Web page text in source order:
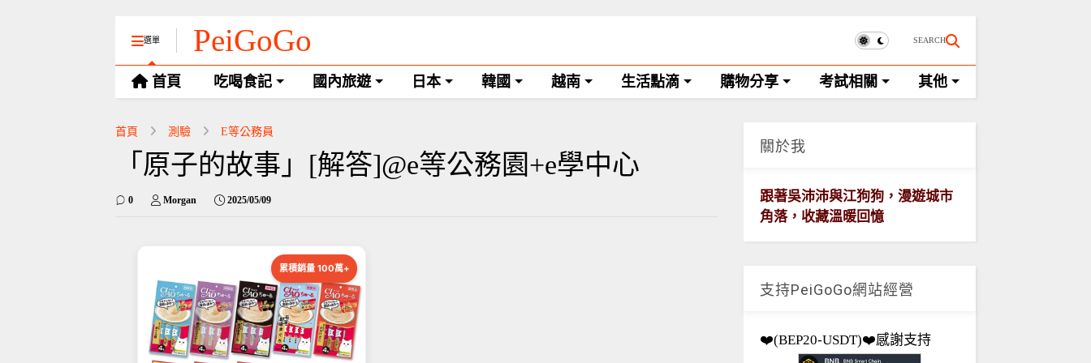
選單 PeiGoGo SEARCH
首頁 吃喝食記 國內旅遊 日本 韓國 越南 生活點滴 購物分享 考試相關 其他
首頁 測驗 E等公務員
「原子的故事」[解答]@e等公務園+e學中心
0 Morgan 2025/05/09
累積銷量 100萬+
關於我
跟著吳沛沛與江狗狗，漫遊城市
角落，收藏溫暖回憶
支持PeiGoGo網站經營
❤️(BEP20-USDT)❤️感謝支持